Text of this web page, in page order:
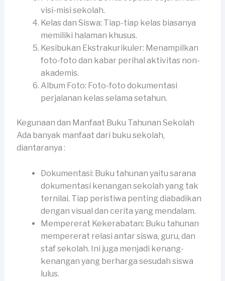
visi-misi sekolah.
Kelas dan Siswa: Tiap-tiap kelas biasanya
memiliki halaman khusus.
Kesibukan Ekstrakurikuler: Menampilkan
foto-foto dan kabar perihal aktivitas non-
akademis.
Album Foto: Foto-foto dokumentasi
perjalanan kelas selama setahun.
Kegunaan dan Manfaat Buku Tahunan Sekolah
Ada banyak manfaat dari buku sekolah,
diantaranya :
Dokumentasi: Buku tahunan yaitu sarana
dokumentasi kenangan sekolah yang tak
ternilai. Tiap peristiwa penting diabadikan
dengan visual dan cerita yang mendalam.
Mempererat Kekerabatan: Buku tahunan
mempererat relasi antar siswa, guru, dan
staf sekolah. Ini juga menjadi kenang-
kenangan yang berharga sesudah siswa
lulus.